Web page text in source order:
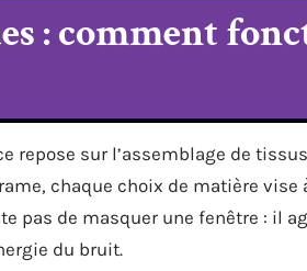
: comment
repose sur l’assemblage de
chaque choix de matière
pas de masquer une fenêtre : il
du bruit.